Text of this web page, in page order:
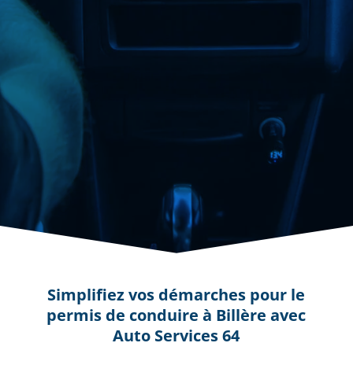
Simplifiez vos démarches pour le
permis de conduire à Billère avec
Auto Services 64